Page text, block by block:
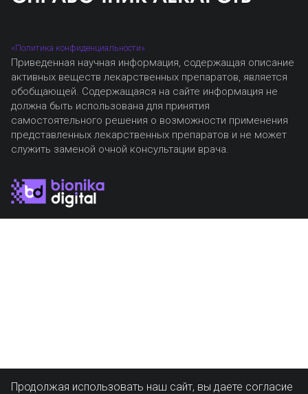
«Политика конфиденциальности»
Приведенная научная информация, содержащая описание
активных веществ лекарственных препаратов, является
обобщающей. Содержащаяся на сайте информация не
должна быть использована для принятия
самостоятельного решения о возможности применения
представленных лекарственных препаратов и не может
служить заменой очной консультации врача.
Продолжая использовать наш сайт, вы даете согласие